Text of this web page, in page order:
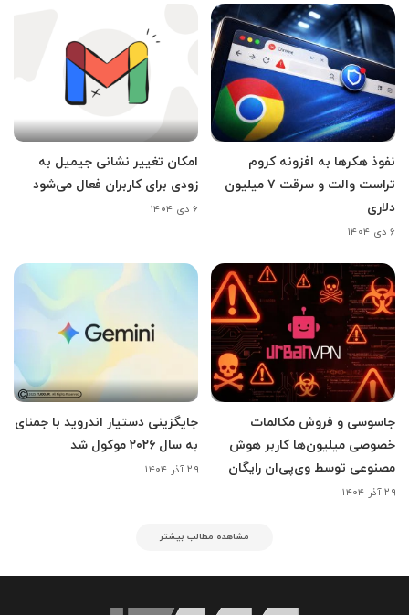
نفوذ هکرها به افزونه کروم
تراست والت و سرقت ۷ میلیون
دلاری
۶ دی ۱۴۰۴
امکان تغییر نشانی جیمیل به
زودی برای کاربران فعال می‌شود
۶ دی ۱۴۰۴
جاسوسی و فروش مکالمات
خصوصی میلیون‌ها کاربر هوش
مصنوعی توسط وی‌پی‌ان رایگان
۲۹ آذر ۱۴۰۴
جایگزینی دستیار اندروید با جمنای
به سال ۲۰۲۶ موکول شد
۲۹ آذر ۱۴۰۴
مشاهده مطالب بیشتر